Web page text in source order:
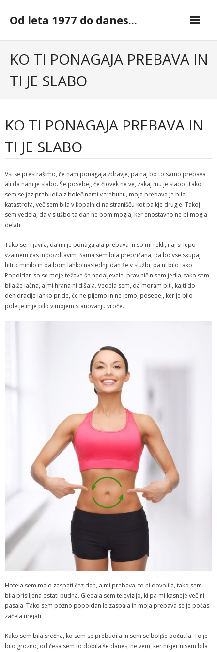
contentOd leta 1977 do danes...
KO TI PONAGAJA PREBAVA IN
TI JE SLABO
KO TI PONAGAJA PREBAVA IN
TI JE SLABO
Vsi se prestrašimo, če nam ponagaja zdravje, pa naj bo to samo prebava
ali da nam je slabo. Še posebej, če človek ne ve, zakaj mu je slabo. Tako
sem se jaz prebudila z bolečinami v trebuhu, moja prebava je bila
katastrofa, več sem bila v kopalnici na stranišču kot pa kje drugje. Takoj
sem vedela, da v službo ta dan ne bom mogla, ker enostavno ne bi mogla
delati.
Tako sem javila, da mi je ponagajala prebava in so mi rekli, naj si lepo
vzamem čas in pozdravim. Sama sem bila prepričana, da bo vse skupaj
hitro minilo in da bom lahko naslednji dan že v službi, pa ni bilo tako.
Popoldan so se moje težave še nadaljevale, prav nič nisem jedla, tako sem
bila že lačna, a mi hrana ni dišala. Vedela sem, da moram piti, kajti do
dehidracije lahko pride, če ne pijemo in ne jemo, posebej, ker je bilo
poletje in je bilo v mojem stanovanju vroče.
Hotela sem malo zaspati čez dan, a mi prebava, to ni dovolila, tako sem
bila prisiljena ostati budna. Gledala sem televizijo, ki pa mi kasneje več ni
pasala. Tako sem pozno popoldan le zaspala in moja prebava se je počasi
začela urejati.
Kako sem bila srečna, ko sem se prebudila in sem se boljše počutila. To je
bilo grozno, od česa sem to dobila še danes, ne vem, ker nikjer nisem bila